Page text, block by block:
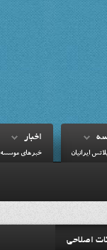
ايرانيان
اخبار
خبرهاي موسسه
اصلاحی